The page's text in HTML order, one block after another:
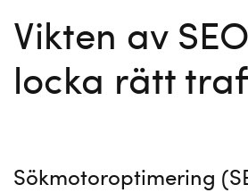
Vikten av
locka rätt
Sökmotoroptimering